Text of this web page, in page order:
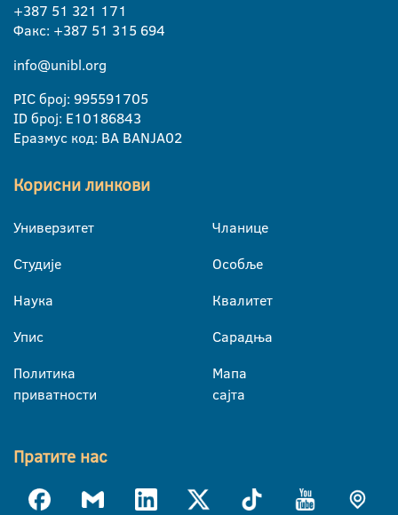
+387 51 321 171
Факс: +387 51 315 694
info@unibl.org
PIC број: 995591705
ID број: E10186843
Еразмус код: BA BANJA02
Корисни линкови
Универзитет
Студије
Наука
Упис
Политика
приватности
Чланице
Особље
Квалитет
Сарадња
Мапа
сајта
Пратите нас